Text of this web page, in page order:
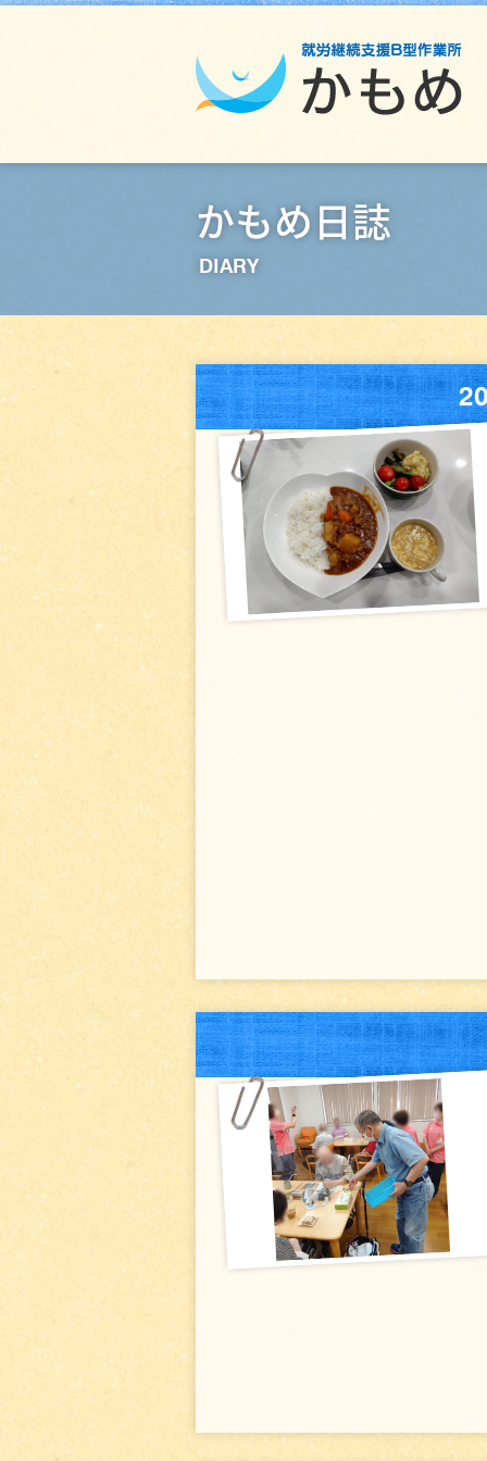
かもめ日誌
DIARY